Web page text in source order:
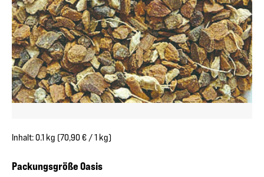
Inhalt:0.1 kg (70,90 € / 1 kg)
Packungsgröße Oasisauswählen